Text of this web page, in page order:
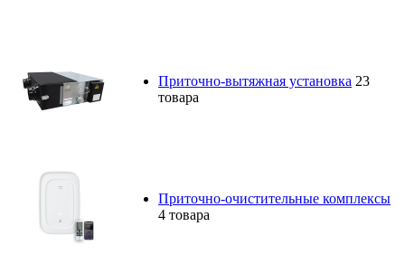
Приточно-вытяжная установка 23
товара
Приточно-очистительные комплексы
4 товара